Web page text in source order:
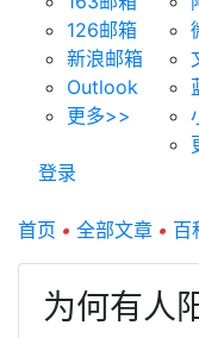
126邮箱
新浪邮箱
Outlook
更多>>
登录
首页 • 全部文章 • 百
为何有人